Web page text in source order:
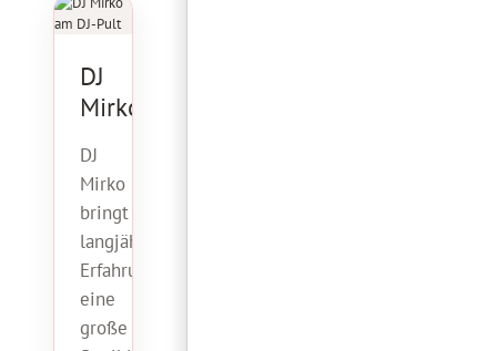
DJ
Mirko
DJ
Mirko
bringt
langjährige
Erfahrung,
eine
große